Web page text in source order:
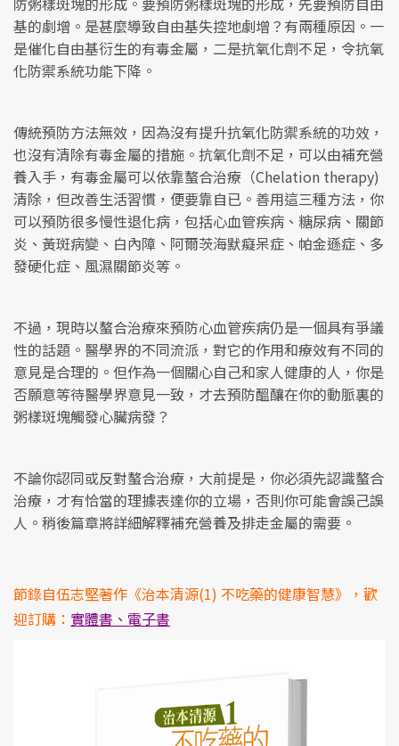
基的劇增。是甚麼導致自由基失控地劇增？有兩種原因。一
是催化自由基衍生的有毒金屬，二是抗氧化劑不足，令抗氧
化防禦系統功能下降。
傳統預防方法無效，因為沒有提升抗氧化防禦系統的功效，
也沒有清除有毒金屬的措施。抗氧化劑不足，可以由補充營
養入手，有毒金屬可以依靠螯合治療（Chelation therapy)
清除，但改善生活習慣，便要靠自已。善用這三種方法，你
可以預防很多慢性退化病，包括心血管疾病、糖尿病、關節
炎、黃斑病變、白內障、阿爾茨海默癡呆症、帕金遜症、多
發硬化症、風濕關節炎等。
不過，現時以螯合治療來預防心血管疾病仍是一個具有爭議
性的話題。醫學界的不同流派，對它的作用和療效有不同的
意見是合理的。但作為一個關心自己和家人健康的人，你是
否願意等待醫學界意見一致，才去預防醞釀在你的動脈裏的
粥樣斑塊觸發心臟病發？
不論你認同或反對螯合治療，大前提是，你必須先認識螯合
治療，才有恰當的理據表達你的立場，否則你可能會誤己誤
人。稍後篇章將詳細解釋補充營養及排走金屬的需要。
節錄自伍志堅著作《治本清源(1) 不吃藥的健康智慧》，歡
迎訂購： 實體書、電子書